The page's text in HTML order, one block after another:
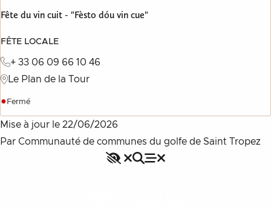
Fête du vin cuit - "Fèsto dóu vin cue"
FÊTE LOCALE
+ 33 06 09 66 10 46
Le Plan de la Tour
● Fermé
Mise à jour le 22/06/2026
Par Communauté de communes du golfe de Saint Tropez
Accessibilité
Rechercher